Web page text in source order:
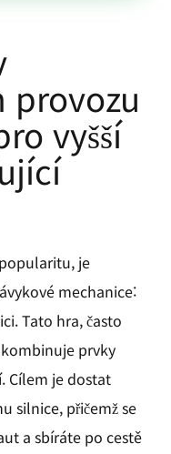
provozu
vyšší
je
mechanice:
Tato hra, často
prvky
Cílem je dostat
silnice, přičemž se
a sbíráte po cestě